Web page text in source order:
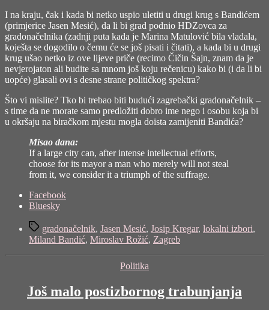
I na kraju, čak i kada bi netko uspio uletiti u drugi krug s Bandićem
(primjerice Jasen Mesić), da li bi grad podnio HDZovca za
gradonačelnika (zadnji puta kada je Marina Matulović bila vladala,
koješta se dogodilo o čemu će se još pisati i čitati), a kada bi u drugi
krug ušao netko iz ove lijeve priče (recimo Čičin Šajn, znam da je
nevjerojaton ali budite sa mnom još koju rečenicu) kako bi (i da li bi
uopće) glasali ovi s desne strane političkog spektra?
Što vi mislite? Tko bi trebao biti budući zagrebački gradonačelnik –
s time da ne morate samo predložiti dobro ime nego i osobu koja bi
u okršaju na biračkom mjestu mogla doista zamijeniti Bandića?
Misao dana:
If a large city can, after intense intellectual efforts,
choose for its mayor a man who merely will not steal
from it, we consider it a triumph of the suffrage.
Share
"Gradonačelnik
Facebook
Bluesky
Tagsgradonačelnik, Jasen Mesić, Josip Kregar, lokalni izbori,
Miland Bandić, Miroslav Rožić, Zagreb
Categories
Politika
Još malo postizbornog trabunjanja